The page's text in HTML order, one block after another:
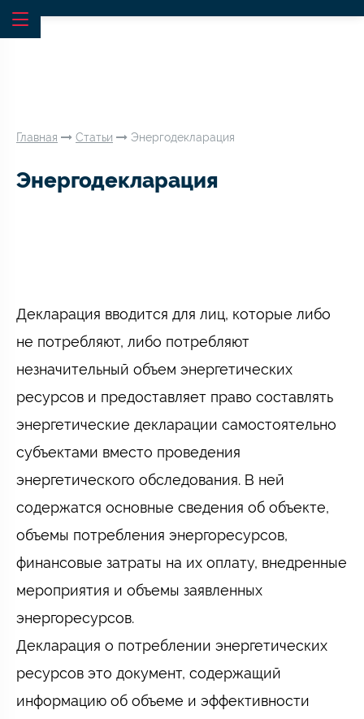
Главная Статьи Энергодекларация
Энергодекларация
Декларация вводится для лиц, которые либо
не потребляют, либо потребляют
незначительный объем энергетических
ресурсов и предоставляет право составлять
энергетические декларации самостоятельно
субъектами вместо проведения
энергетического обследования. В ней
содержатся основные сведения об объекте,
объемы потребления энергоресурсов,
финансовые затраты на их оплату, внедренные
мероприятия и объемы заявленных
энергоресурсов.
Декларация о потреблении энергетических
ресурсов это документ, содержащий
информацию об объеме и эффективности